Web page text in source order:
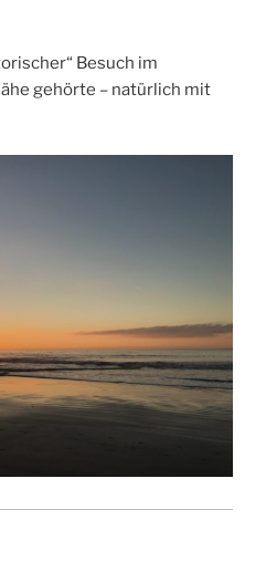
Besuch im
gehörte – natürlich mit